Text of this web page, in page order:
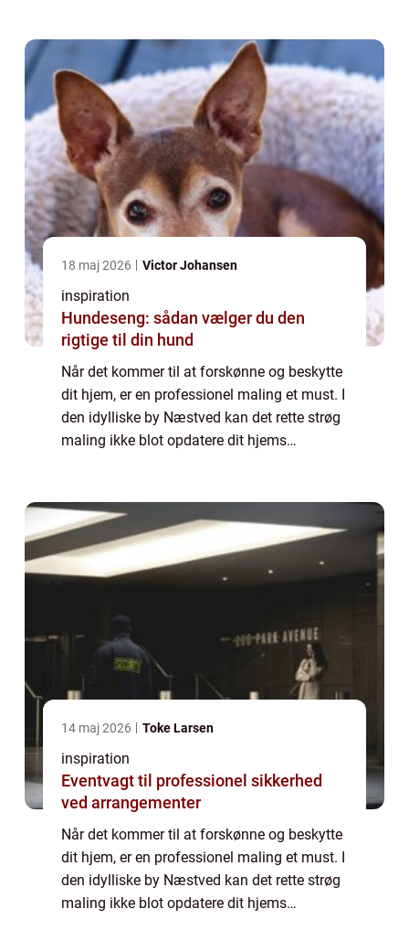
huse...
18 maj 2026 Victor Johansen
inspiration
Hundeseng: sådan vælger du den
rigtige til din hund
Når det kommer til at forskønne og beskytte
dit hjem, er en professionel maling et must. I
den idylliske by Næstved kan det rette strøg
maling ikke blot opdatere dit hjems
huse...
14 maj 2026 Toke Larsen
inspiration
Eventvagt til professionel sikkerhed
ved arrangementer
Når det kommer til at forskønne og beskytte
dit hjem, er en professionel maling et must. I
den idylliske by Næstved kan det rette strøg
maling ikke blot opdatere dit hjems